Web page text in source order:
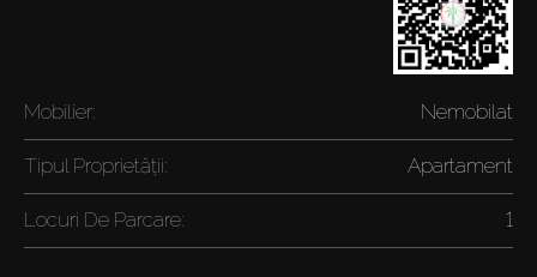
Mobilier: Nemobilat
Tipul Proprietății: Apartament
Locuri De Parcare: 1